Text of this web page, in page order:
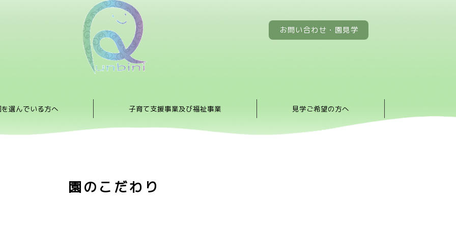
選んでいる方へ 子育て支援事業及び福祉事業 見学ご希望の方へ
お問い合わせ・園見学
園のこだわり